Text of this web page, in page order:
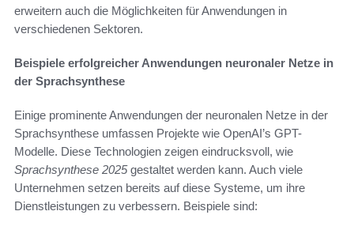
erweitern auch die Möglichkeiten für Anwendungen in
verschiedenen Sektoren.
Beispiele erfolgreicher Anwendungen neuronaler Netze in
der Sprachsynthese
Einige prominente Anwendungen der neuronalen Netze in der
Sprachsynthese umfassen Projekte wie OpenAI’s GPT-
Modelle. Diese Technologien zeigen eindrucksvoll, wie
Sprachsynthese 2025gestaltet werden kann. Auch viele
Unternehmen setzen bereits auf diese Systeme, um ihre
Dienstleistungen zu verbessern. Beispiele sind: